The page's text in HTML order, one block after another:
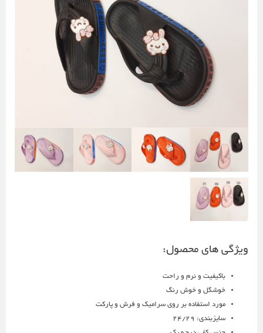
ویژگی های محصول:
باکیفیت و نرم و راحت
خوشگل و خوش رنگ
مورد استفاده بر روی سرامیک و فرش و پارکت
سایزبندی: 24/29